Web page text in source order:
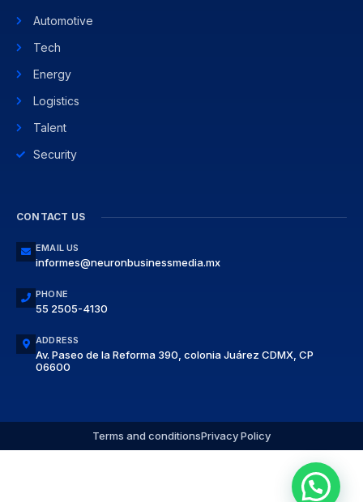
Automotive
Tech
Energy
Logistics
Talent
Security
CONTACT US
EMAIL US
informes@neuronbusinessmedia.mx
PHONE
55 2505-4130
ADDRESS
Av. Paseo de la Reforma 390, colonia Juárez CDMX, CP
06600
Terms and conditionsPrivacy Policy